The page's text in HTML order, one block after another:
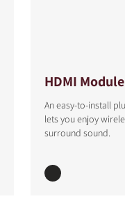
HDMI Module
An easy-to-install
lets you enjoy
surround sound.